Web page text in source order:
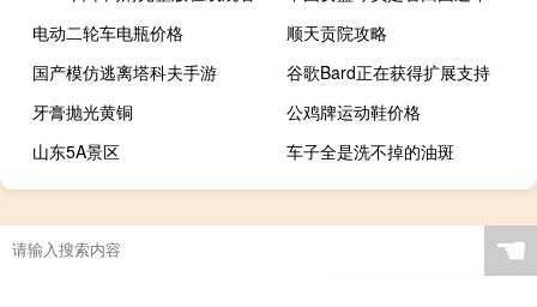
电动二轮车电瓶价格
顺天贡院攻略
国产模仿逃离塔科夫手游
谷歌Bard正在获得扩展支持
牙膏抛光黄铜
公鸡牌运动鞋价格
山东5A景区
车子全是洗不掉的油斑
☚